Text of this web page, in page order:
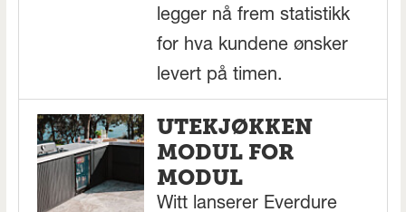
legger nå frem statistikk
for hva kundene ønsker
levert på timen.
UTEKJØKKEN
MODUL FOR
MODUL
Witt lanserer Everdure